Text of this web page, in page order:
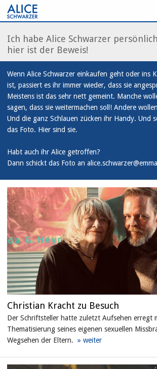
Zum
Inhalt
springen
Ich habe Alice Schwarzer
hier ist der Beweis!
Wenn Alice Schwarzer einkaufen geht oder ins
ist, passiert es ihr immer wieder, dass sie
Meistens ist das sehr nett gemeint. Manche
sagen, dass sie weitermachen soll! Andere
Und die ganz Schlauen zücken ihr Handy. Und
das Foto. Hier sind sie.
Habt auch ihr Alice getroffen?
Dann schickt das Foto an
Christian Kracht zu Besuch
Der Schriftsteller hatte zuletzt Aufsehen erregt
Thematisierung seines eigenen sexuellen
Wegsehen der Eltern.